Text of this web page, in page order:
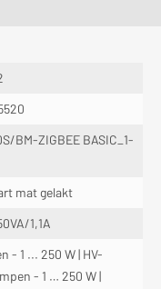
BM-ZIGBEE BASIC_1-
mat gelakt
1,1A
- 1 ... 250 W | HV-
- 1 … 250 W |